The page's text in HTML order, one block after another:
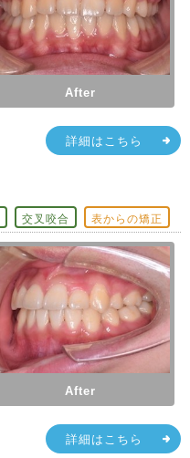
After
詳細はこちら
交叉咬合 表からの矯正
After
詳細はこちら